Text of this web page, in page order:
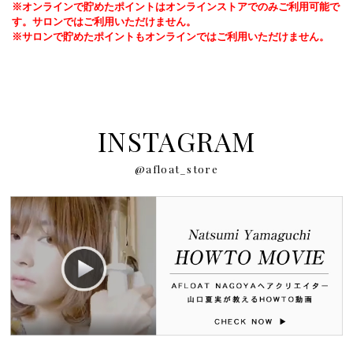
※オンラインで貯めたポイントはオンラインストアでのみご利用可能で
す。サロンではご利用いただけません。
※サロンで貯めたポイントもオンラインではご利用いただけません。
INSTAGRAM
@afloat_store